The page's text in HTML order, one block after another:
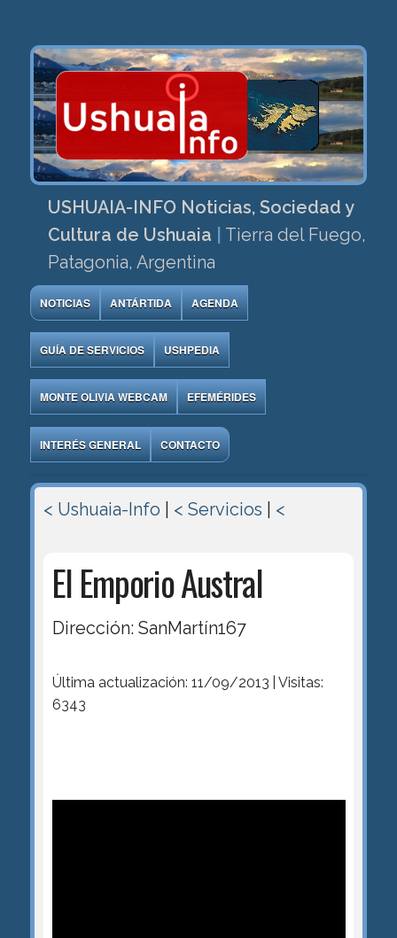
USHUAIA-INFO Noticias, Sociedad y
Cultura de Ushuaia
Tierra del Fuego,
Patagonia, Argentina
NOTICIAS ANTÁRTIDA AGENDA
GUÍA DE SERVICIOS USHPEDIA
MONTE OLIVIA WEBCAM EFEMÉRIDES
INTERÉS GENERAL CONTACTO
< Ushuaia-Info < Servicios <
El Emporio Austral
Dirección: SanMartín167
Última actualización: 11/09/2013 | Visitas:
6343